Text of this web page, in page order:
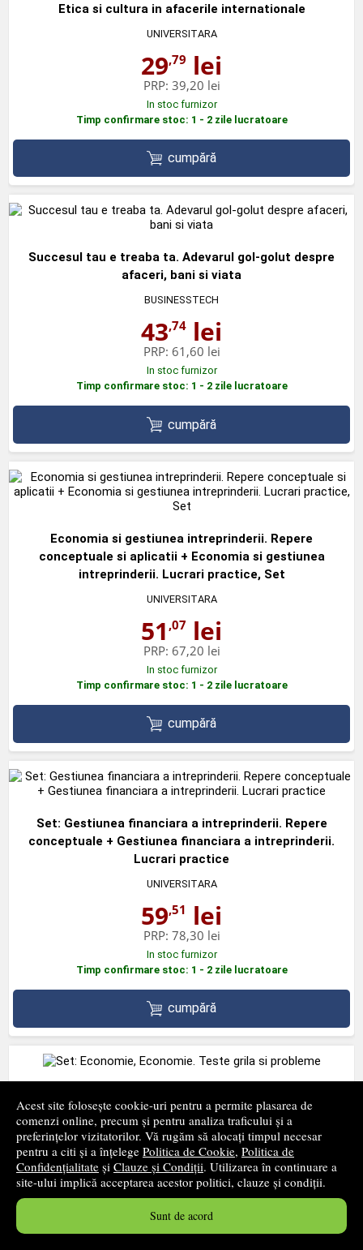
Acest site folosește cookie-uri pentru a permite plasarea de
comenzi online, precum și pentru analiza traficului și a
preferințelor vizitatorilor. Vă rugăm să alocați timpul necesar
pentru a citi și a înțelege Politica de Cookie, Politica de
Confidențialitate și Clauze și Condiții. Utilizarea în continuare a
site-ului implică acceptarea acestor politici, clauze și condiții.
Sunt de acord
Etica si cultura in afacerile internationale
UNIVERSITARA
29,79 lei
PRP: 39,20 lei
In stoc furnizor
Timp confirmare stoc: 1 - 2 zile lucratoare
cumpără
Succesul tau e treaba ta. Adevarul gol-golut despre
afaceri, bani si viata
BUSINESSTECH
43,74 lei
PRP: 61,60 lei
In stoc furnizor
Timp confirmare stoc: 1 - 2 zile lucratoare
cumpără
Economia si gestiunea intreprinderii. Repere
conceptuale si aplicatii + Economia si gestiunea
intreprinderii. Lucrari practice, Set
UNIVERSITARA
51 ,07 lei
PRP: 67,20 lei
In stoc furnizor
Timp confirmare stoc: 1 - 2 zile lucratoare
cumpără
Set: Gestiunea financiara a intreprinderii. Repere
conceptuale + Gestiunea financiara a intreprinderii.
Lucrari practice
UNIVERSITARA
59,51 lei
PRP: 78,30 lei
In stoc furnizor
Timp confirmare stoc: 1 - 2 zile lucratoare
cumpără
UNIVERSITARA
57,00lei
PRP:75,00 lei
In stoc furnizor